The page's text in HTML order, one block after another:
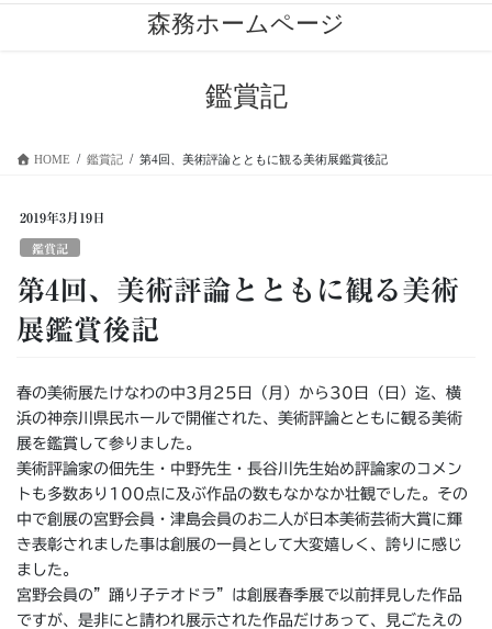
森務ホームページ
鑑賞記
HOME 鑑賞記 第4回、美術評論とともに観る美術展鑑賞後記
2019年3月19日
鑑賞記
第4回、美術評論とともに観る美術
展鑑賞後記
春の美術展たけなわの中3月25日（月）から30日（日）迄、横
浜の神奈川県民ホールで開催された、美術評論とともに観る美術
展を鑑賞して参りました。
美術評論家の佃先生・中野先生・長谷川先生始め評論家のコメン
トも多数あり100点に及ぶ作品の数もなかなか壮観でした。その
中で創展の宮野会員・津島会員のお二人が日本美術芸術大賞に輝
き表彰されました事は創展の一員として大変嬉しく、誇りに感じ
ました。
宮野会員の”踊り子テオドラ”は創展春季展で以前拝見した作品
ですが、是非にと請われ展示された作品だけあって、見ごたえの